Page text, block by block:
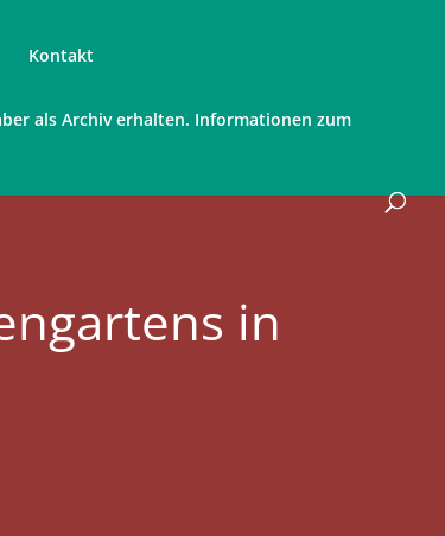
Kontakt
als Archiv erhalten. Informationen zum
in